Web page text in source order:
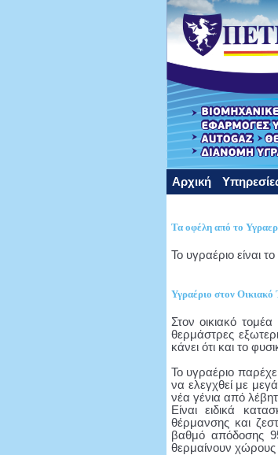
Αρχική
Τα οφέλη από το
Το υγραέριο είναι
Υγραέριο στον Οικιακό
Στον οικιακό
θερμάστρες
κάνει ότι και το
Το υγραέριο
να ελεγχθεί με
νέα γένια από
Είναι ειδικά
θέρμανσης και
βαθμό απόδοσης
θερμαίνουν χώρους